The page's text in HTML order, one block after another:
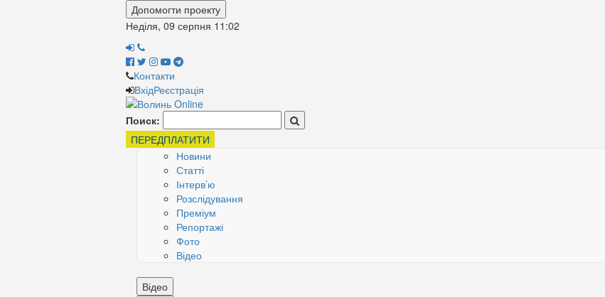
Допомогти проекту
Неділя, 09 серпня 11:02
Контакти
ВхідРеєстрація
Поиск:
ПЕРЕДПЛАТИТИ
Новини
Статті
Інтерв’ю
Розслідування
Преміум
Репортажі
Фото
Відео
Відео